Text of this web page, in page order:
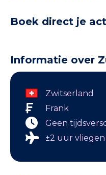
Boek direct je
Informatie over
Zwitserland
Frank
Geen
±2 uur vliegen